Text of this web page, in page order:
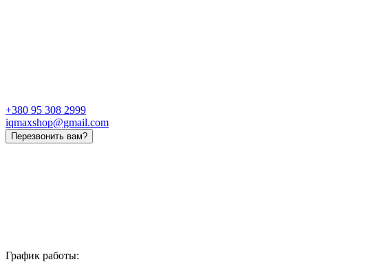
+380 95 308 2999
iqmaxshop@gmail.com
Перезвонить вам?
График работы: